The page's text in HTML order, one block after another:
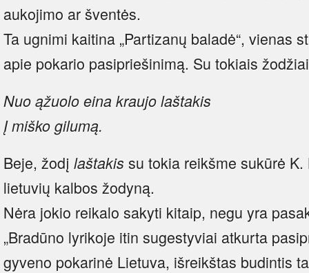
aukojimo ar šventės.
Ta ugnimi kaitina „Partizanų baladė“, vienas
apie pokario pasipriešinimą. Su tokiais
Nuo ąžuolo eina kraujo laštakis
Į miško gilumą.
Beje, žodį laštakis su tokia reikšme sukūrė
lietuvių kalbos žodyną.
Nėra jokio reikalo sakyti kitaip, negu yra
„Bradūno lyrikoje itin sugestyviai atkurta
gyveno pokarinė Lietuva, išreikštas budintis